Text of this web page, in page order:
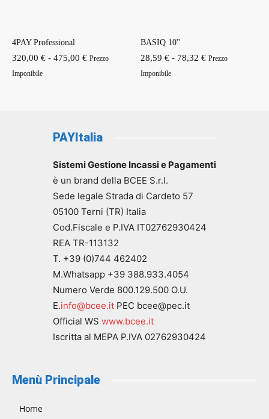
4PAY Professional
320,00 € - 475,00 €Fascia
a
Prezzo
Imponibile
BASIQ 10''
28,59 € - 78,32 €Fascia
Prezzo
Imponibile
PAYItalia
Sistemi Gestione Incassi e Pagamenti
è un brand della BCEE S.r.l.
Sede legale Strada di Cardeto 57
05100 Terni (TR) Italia
Cod.Fiscale e P.IVA IT02762930424
REA TR-113132
T. +39 (0)744 462402
M.Whatsapp +39 388.933.4054
Numero Verde 800.129.500 O.U.
E.info@bcee.it PEC bcee@pec.it
Official WS www.bcee.it
Iscritta al MEPA P.IVA 02762930424
Menù Principale
Home